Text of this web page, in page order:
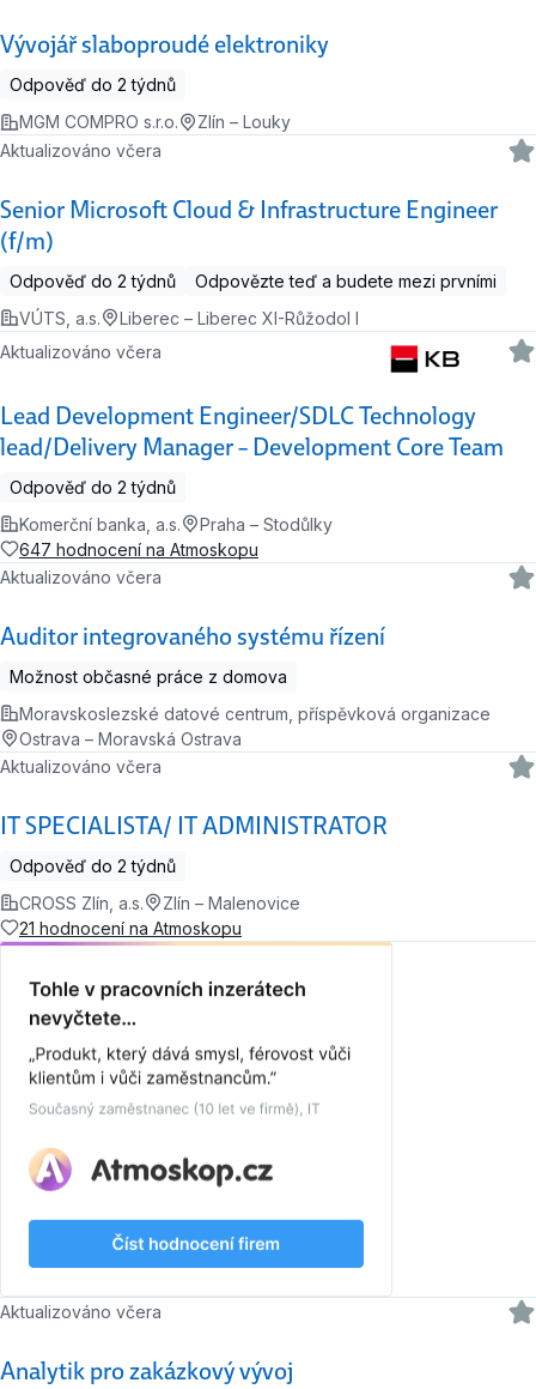
Vývojář slaboproudé elektroniky
Odpověď do 2 týdnů
MGM COMPRO s.r.o.
Zlín – Louky
Senior Microsoft Cloud & Infrastructure Engineer
(f/m)
Aktualizováno včera
Odpověď do 2 týdnů
Odpovězte teď a budete mezi prvními
VÚTS, a.s.
Liberec – Liberec XI-Růžodol I
Lead Development Engineer/SDLC Technology
lead/Delivery Manager – Development Core Team
Aktualizováno včera
Odpověď do 2 týdnů
Komerční banka, a.s.
Praha – Stodůlky
647 hodnocení na Atmoskopu
Auditor integrovaného systému řízení
Aktualizováno včera
Možnost občasné práce z domova
Moravskoslezské datové centrum, příspěvková organizace
Ostrava – Moravská Ostrava
IT SPECIALISTA/ IT ADMINISTRATOR
Aktualizováno včera
Odpověď do 2 týdnů
CROSS Zlín, a.s.
Zlín – Malenovice
21 hodnocení na Atmoskopu
Analytik pro zakázkový vývoj
Aktualizováno včera